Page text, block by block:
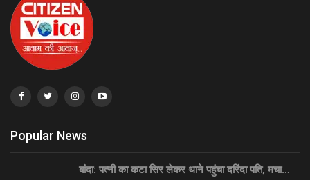
Popular News
बांदा: पत्नी का कटा सिर लेकर थाने पहुंचा दरिंदा पति, मचा…